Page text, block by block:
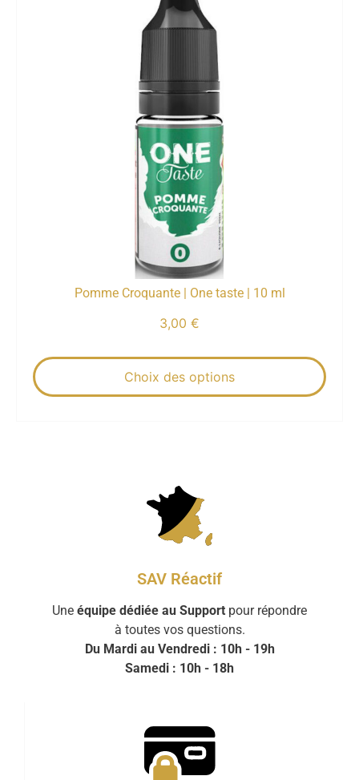
Pomme Croquante | One taste | 10 ml
3,00 €
Choix des options
SAV Réactif
Une équipe dédiée au Support pour répondre
à toutes vos questions.
Du Mardi au Vendredi : 10h - 19h
Samedi : 10h - 18h